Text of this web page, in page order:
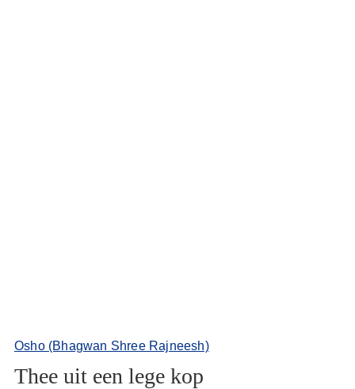
Osho (Bhagwan Shree Rajneesh)
Thee uit een lege kop